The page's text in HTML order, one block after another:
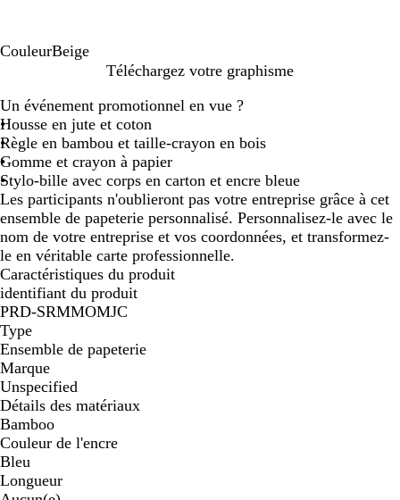
CouleurBeige
i
g
e
Téléchargez votre graphisme
Un événement promotionnel en vue ?
Housse en jute et coton
Règle en bambou et taille-crayon en bois
Gomme et crayon à papier
Stylo-bille avec corps en carton et encre bleue
Les participants n'oublieront pas votre entreprise grâce à cet
ensemble de papeterie personnalisé. Personnalisez-le avec le
nom de votre entreprise et vos coordonnées, et transformez-
le en véritable carte professionnelle.
Caractéristiques du produit
identifiant du produit
PRD-SRMMOMJC
Type
Ensemble de papeterie
Marque
Unspecified
Détails des matériaux
Bamboo
Couleur de l'encre
Bleu
Longueur